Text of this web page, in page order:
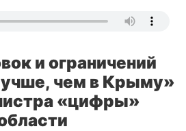
и ограничений
чем в Крыму»
«цифры»